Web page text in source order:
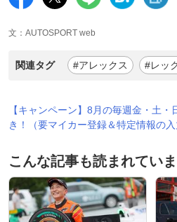
文：AUTOSPORT web
関連タグ #アレックス #レッ
【キャンペーン】8月の毎週金・土・
き！（要マイカー登録＆特定情報の入
こんな記事も読まれてい